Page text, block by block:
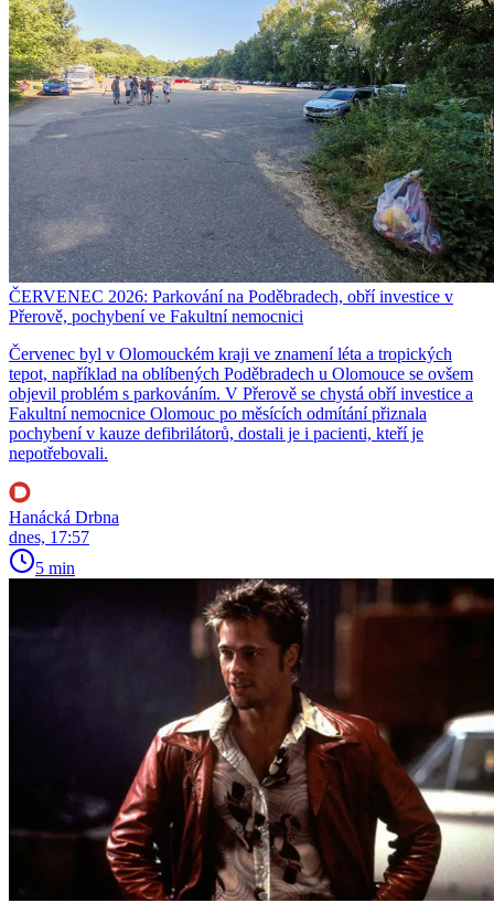
ČERVENEC 2026: Parkování na Poděbradech, obří investice v
Přerově, pochybení ve Fakultní nemocnici
Červenec byl v Olomouckém kraji ve znamení léta a tropických
tepot, například na oblíbených Poděbradech u Olomouce se ovšem
objevil problém s parkováním. V Přerově se chystá obří investice a
Fakultní nemocnice Olomouc po měsících odmítání přiznala
pochybení v kauze defibrilátorů, dostali je i pacienti, kteří je
nepotřebovali.
Hanácká Drbna
dnes, 17:57
5 min